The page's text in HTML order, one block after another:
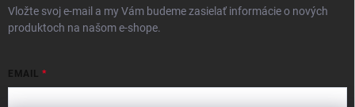
Vložte svoj e-mail a my Vám budeme zasielať informácie o nových
produktoch na našom e-shope.
EMAIL